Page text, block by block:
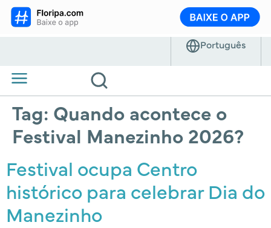
Tag: Quando acontece o
Festival Manezinho 2026?
Festival ocupa Centro
histórico para celebrar Dia do
Manezinho